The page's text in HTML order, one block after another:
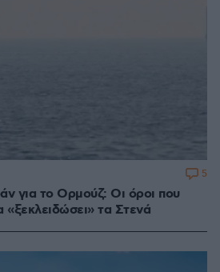
για το Ορμούζ: Οι όροι που
«ξεκλειδώσει» τα Στενά
5